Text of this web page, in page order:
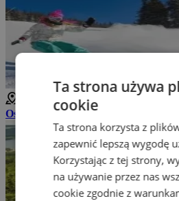
Ośrodek narciarski Lipno
Ta strona używa
cookie
Ta strona korzysta z
zapewnić lepszą wygodę
Korzystając z tej strony,
na używanie przez nas
cookie zgodnie z